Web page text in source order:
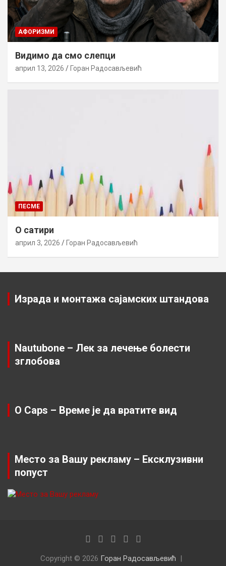
AФОРИЗМИ
Видимо да смо слепци
април 13, 2026 Горан Радосављевић
ПЕСМЕ
О сатири
април 3, 2026 Горан Радосављевић
Израда и монтажа сајамских штандова
Nautubone – Лек за лечење болести
зглобова
O Caps – Време је да вратите вид
Место за Вашу рекламу – Ексклузивни
попуст
Copyright © 2026 Горан Радосављевић